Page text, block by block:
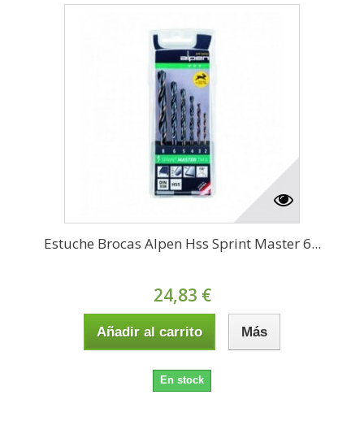
Estuche Brocas Alpen Hss Sprint Master 6...
24,83 €
Añadir al carrito Más
En stock